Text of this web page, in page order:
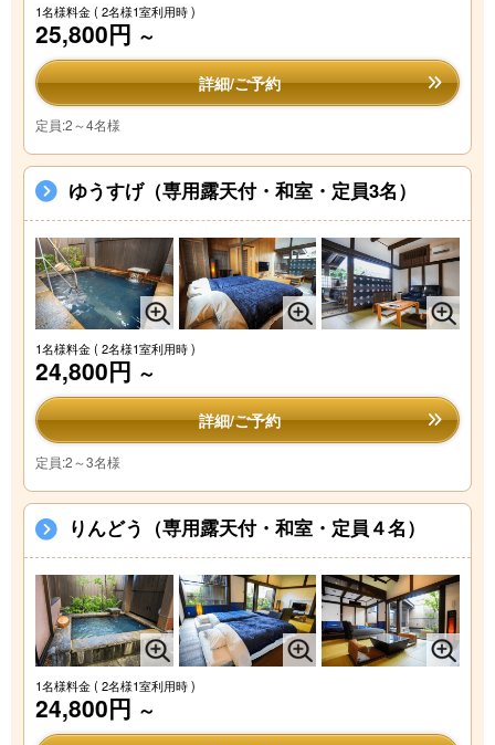
1名様料金( 2名様1室利用時 )
25,800円 ～
詳細/ご予約
定員:2～4名様
ゆうすげ（専用露天付・和室・定員3名）
1名様料金( 2名様1室利用時 )
24,800円 ～
詳細/ご予約
定員:2～3名様
りんどう（専用露天付・和室・定員４名）
1名様料金( 2名様1室利用時 )
24,800円 ～